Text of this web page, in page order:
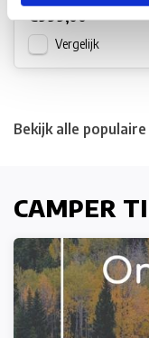
€999,00
Vergelijk
Bekijk alle
CAMPER